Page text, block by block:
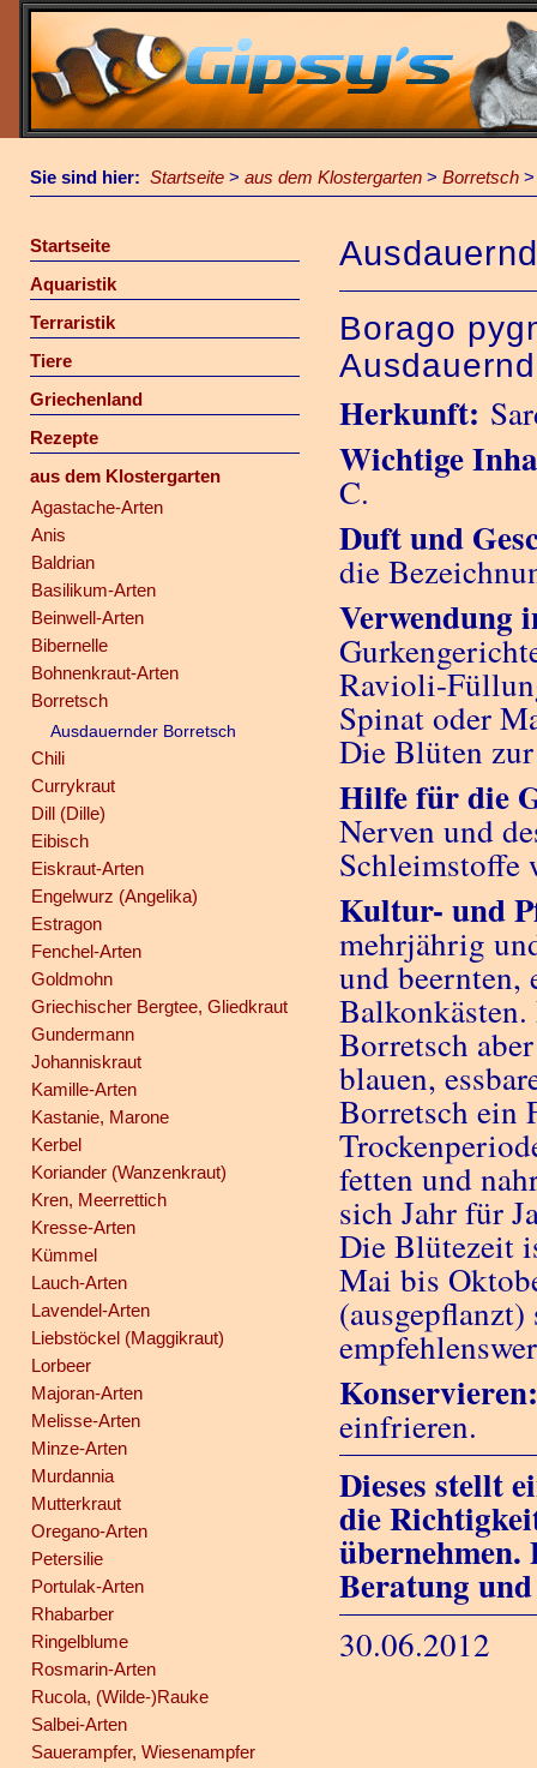
Sie sind hier: Startseite > aus dem Klostergarten > Borretsch
Startseite
Aquaristik
Terraristik
Tiere
Griechenland
Rezepte
aus dem Klostergarten
Agastache-Arten
Anis
Baldrian
Basilikum-Arten
Beinwell-Arten
Bibernelle
Bohnenkraut-Arten
Borretsch
Ausdauernder Borretsch
Chili
Currykraut
Dill (Dille)
Eibisch
Eiskraut-Arten
Engelwurz (Angelika)
Estragon
Fenchel-Arten
Goldmohn
Griechischer Bergtee, Gliedkraut
Gundermann
Johanniskraut
Kamille-Arten
Kastanie, Marone
Kerbel
Koriander (Wanzenkraut)
Kren, Meerrettich
Kresse-Arten
Kümmel
Lauch-Arten
Lavendel-Arten
Liebstöckel (Maggikraut)
Lorbeer
Majoran-Arten
Melisse-Arten
Minze-Arten
Murdannia
Mutterkraut
Oregano-Arten
Petersilie
Portulak-Arten
Rhabarber
Ringelblume
Rosmarin-Arten
Rucola, (Wilde-)Rauke
Salbei-Arten
Sauerampfer, Wiesenampfer
Borago
Herkunft:
Wichtige
C.
Duft und
die
Verwendung
Ravioli-
Spinat oder
Die Blüten
Hilfe für die
Nerven und
Schleimstoffe
Kultur- und
mehrjährig
und beernten,
Borretsch
blauen,
Borretsch ein
fetten und
sich Jahr für
Die Blütezeit
Mai bis
einfrieren.
Dieses stellt
die
Beratung
30.06.2012